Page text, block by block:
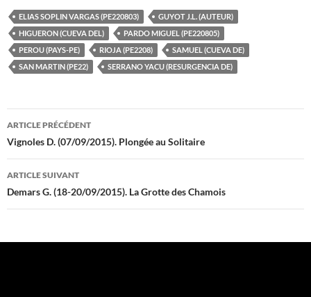
ELIAS SOPLIN VARGAS (PE220803)
GUYOT J.L. (AUTEUR)
HIGUERON (CUEVA DEL)
PARDO MIGUEL (PE220805)
PEROU (PAYS-PE)
RIOJA (PE2208)
SAMUEL (CUEVA DE)
SAN MARTIN (PE22)
SERRANO YACU (RESURGENCIA DE)
Navigation
des
articles
ARTICLE PRÉCÉDENT
Vignoles D. (07/09/2015). Plongée au Solitaire
ARTICLE SUIVANT
Demars G. (18-20/09/2015). La Grotte des Chamois